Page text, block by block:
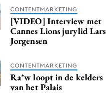
CONTENTMARKETING
[VIDEO] Interview met
Cannes Lions jurylid Lars
Jorgensen
CONTENTMARKETING
Ra*w loopt in de kelders
van het Palais